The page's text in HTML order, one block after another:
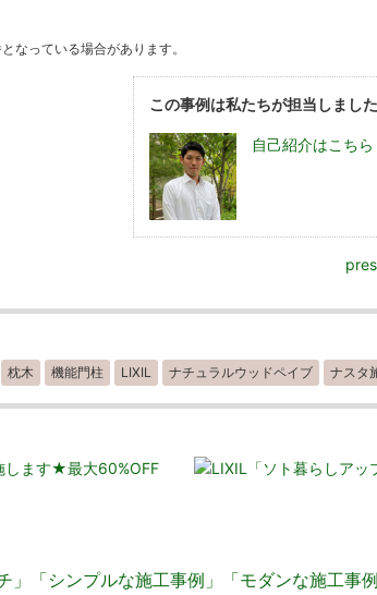
なっている場合があります。
この事例は私たちが担当しました
自己紹介はこちら
枕木 機能門柱 LIXIL ナチュラルウッドペイブ ナスタ
」 「シンプルな施工事例」 「モダンな施工事例